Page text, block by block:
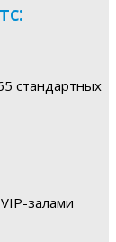
стандартных
залами